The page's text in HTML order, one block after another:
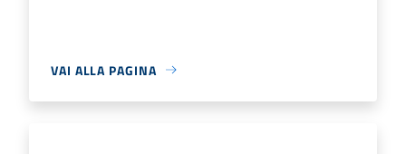
VAI ALLA PAGINA